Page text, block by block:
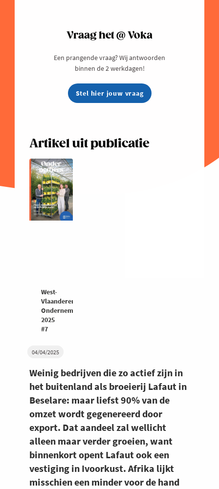
04/04/2025
Weinig bedrijven die zo actief zijn in
het buitenland als broeierij Lafaut in
Beselare: maar liefst 90% van de
omzet wordt gegenereerd door
export. Dat aandeel zal wellicht
alleen maar verder groeien, want
binnenkort opent Lafaut ook een
vestiging in Ivoorkust. Afrika lijkt
misschien een minder voor de hand
Vraag het @ Voka
Een prangende vraag? Wij antwoorden
binnen de 2 werkdagen!
Stel hier jouw vraag
Artikel uit publicatie
West-
Vlaanderen
Ondernemers
2025
#7